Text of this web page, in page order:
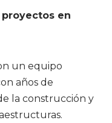
en
un equipo
años de
la construcción y